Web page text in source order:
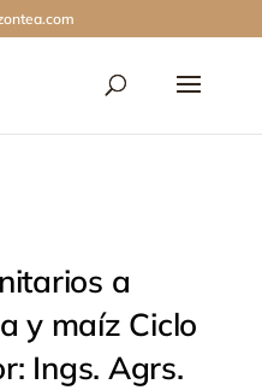
a
y maíz Ciclo
Ings. Agrs.